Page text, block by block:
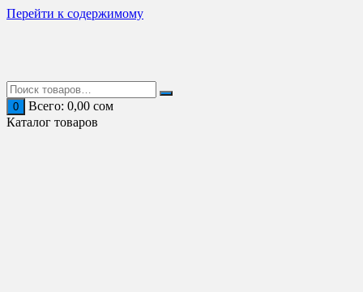
Перейти к содержимому
0 Всего: 0,00 сом
Каталог товаров